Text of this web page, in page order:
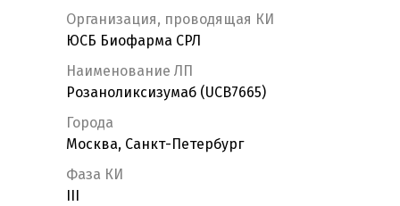
Организация, проводящая КИ
ЮСБ Биофарма СРЛ
Наименование ЛП
Розаноликсизумаб (UCB7665)
Города
Москва, Санкт-Петербург
Фаза КИ